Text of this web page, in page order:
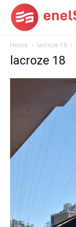
Home lacroze 18
lacroze 18